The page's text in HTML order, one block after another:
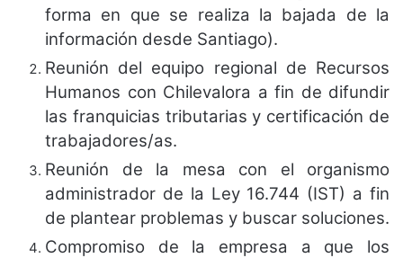
forma en que se realiza la bajada de la
información desde Santiago).
Reunión del equipo regional de Recursos
Humanos con Chilevalora a fin de difundir
las franquicias tributarias y certificación de
trabajadores/as.
Reunión de la mesa con el organismo
administrador de la Ley 16.744 (IST) a fin
de plantear problemas y buscar soluciones.
Compromiso de la empresa a que los